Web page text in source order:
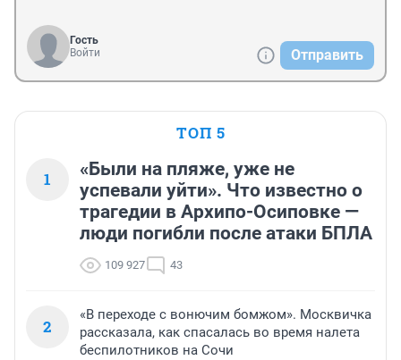
Гость
Войти
Отправить
ТОП 5
1
«Были на пляже, уже не
успевали уйти». Что известно о
трагедии в Архипо-Осиповке —
люди погибли после атаки БПЛА
109 927 43
2
«В переходе с вонючим бомжом». Москвичка
рассказала, как спасалась во время налета
беспилотников на Сочи